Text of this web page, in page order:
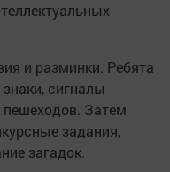
и разминки. Ребята
сигналы
пешеходов. Затем
задания,
загадок.